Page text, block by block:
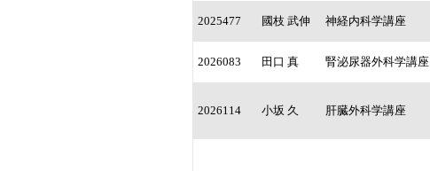
2025477 國枝 武伸 神経内科学講座
2026083 田口 真 腎泌尿器外科学講座
2026114 小坂 久 肝臓外科学講座